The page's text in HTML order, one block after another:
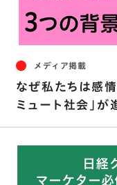
メディア掲載
なぜ私たちは感
ミュート社会｣が